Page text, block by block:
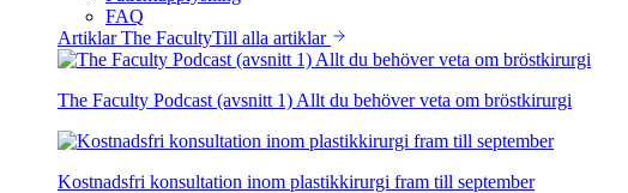
FAQ
Artiklar The FacultyTill alla artiklar
The Faculty Podcast (avsnitt 1) Allt du behöver veta om bröstkirurgi
Kostnadsfri konsultation inom plastikkirurgi fram till september